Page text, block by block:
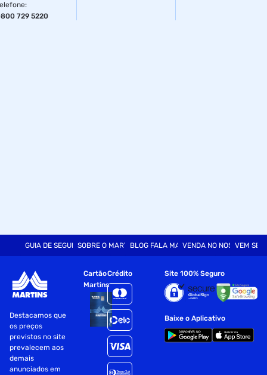
Material
:
729 5220
GUIA DE SEGURANÇASOBRE O MARTINSBLOG FALA MARTVENDA NO NOSSO SITE
VEM SER
Destacamos que
os preços
previstos no site
prevalecem aos
demais
anunciados em
Cartão
Martins
Crédito Site 100% Seguro
Baixe o Aplicativo